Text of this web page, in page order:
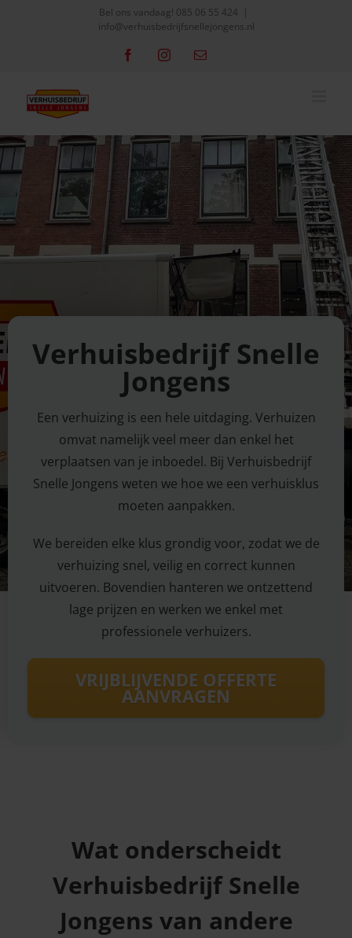
Bel ons vandaag! 085 06 55 424
info@verhuisbedrijfsnellejongens.nl
FacebookInstagramEmail
Verhuisbedrijf Snelle
Jongens
Een verhuizing is een hele uitdaging. Verhuizen
omvat namelijk veel meer dan enkel het
verplaatsen van je inboedel. Bij Verhuisbedrijf
Snelle Jongens weten we hoe we een verhuisklus
moeten aanpakken.
We bereiden elke klus grondig voor, zodat we de
verhuizing snel, veilig en correct kunnen
uitvoeren. Bovendien hanteren we ontzettend
lage prijzen en werken we enkel met
professionele verhuizers.
VRIJBLIJVENDE OFFERTE
AANVRAGEN
Wat onderscheidt
Verhuisbedrijf Snelle
Jongens van andere